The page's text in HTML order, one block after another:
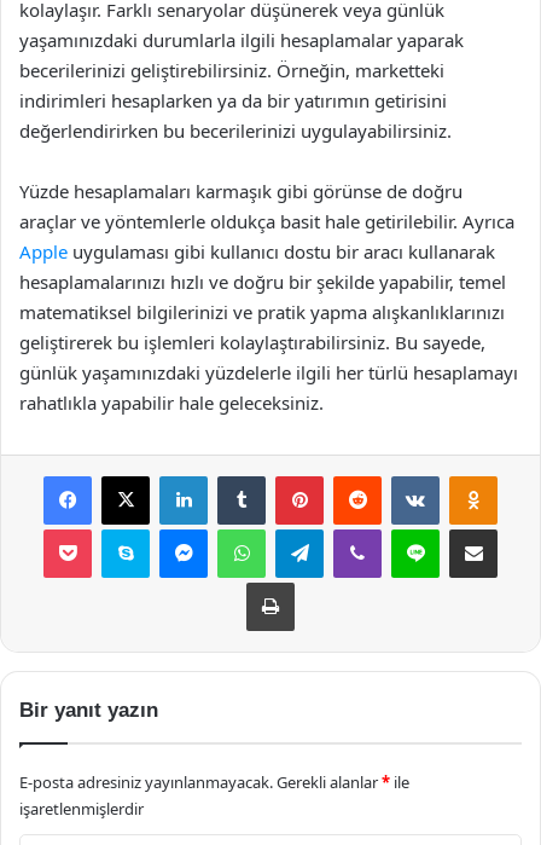
kolaylaşır. Farklı senaryolar düşünerek veya günlük
yaşamınızdaki durumlarla ilgili hesaplamalar yaparak
becerilerinizi geliştirebilirsiniz. Örneğin, marketteki
indirimleri hesaplarken ya da bir yatırımın getirisini
değerlendirirken bu becerilerinizi uygulayabilirsiniz.
Yüzde hesaplamaları karmaşık gibi görünse de doğru
araçlar ve yöntemlerle oldukça basit hale getirilebilir. Ayrıca
Apple uygulaması gibi kullanıcı dostu bir aracı kullanarak
hesaplamalarınızı hızlı ve doğru bir şekilde yapabilir, temel
matematiksel bilgilerinizi ve pratik yapma alışkanlıklarınızı
geliştirerek bu işlemleri kolaylaştırabilirsiniz. Bu sayede,
günlük yaşamınızdaki yüzdelerle ilgili her türlü hesaplamayı
rahatlıkla yapabilir hale geleceksiniz.
Facebook
X LinkedInTumblr PinterestReddit VKontakte
Pocket Skype MessengerWhatsAppTelegramViber Line E-Posta ile
Yazdır
Bir yanıt yazın
E-posta adresiniz yayınlanmayacak.Gerekli alanlar* ile
işaretlenmişlerdir